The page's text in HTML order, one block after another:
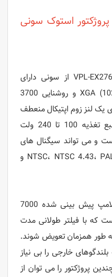
استوک سونی
روژکتور قابل حمل VPL-EX276 XGA از سونی دارای
رزولوشن اصلی XGA (1024 x 768) و روشنایی 3700
یک لنز زوم اپتیکال منعطف
1.6 برابری است. دارای منبع تغذیه 100 تا 240 ولت
است و می تواند سیگنال های
ویدئویی NTSC، NTSC 4.43، PAL، PAL-M، PAL-N و
پروژکتور سونی دارای عمر لامپ پیش بینی شده 7000
که با فیلتر طولانی مدت
طور همزمان تعویض شوند.
نیاز به بلندگوهای خارجی را بی نیاز
پروژکتور را می توان از